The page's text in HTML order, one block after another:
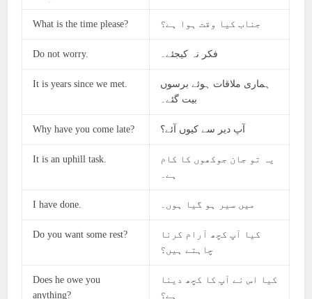
What is the time please? جناب کیا وقت ہوا ہے؟
Do not worry. فکر نہ کیجئے۔
It is years since we met.
ہماری ملاقات ہوئے برسوں
بیت گئے۔
Why have you come late? آپ دیر سے کیوں آئے؟
It is an uphill task.
یہ تو جان جوکھوں کا کام
ہے۔
I have done. میں سیر ہو گیا ہوں۔
Do you want some rest?
کیا آپ کچھ آرام کرنا
چاہتے ہیں؟
Does he owe you
anything?
کیا اس نے آپ کا کچھ دینا
ہے؟